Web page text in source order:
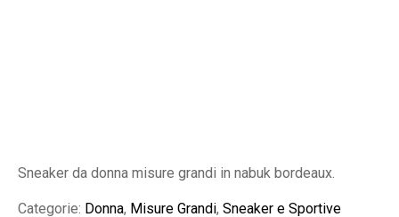
Sneaker da donna misure grandi in nabuk bordeaux.
Categorie: Donna, Misure Grandi, Sneaker e Sportive